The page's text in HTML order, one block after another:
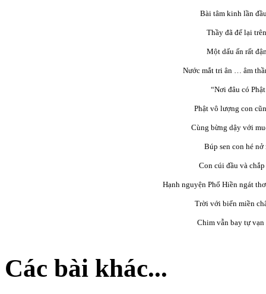
Bài tâm kinh lần
Thầy đã để lại
Một dấu ấn rất
Nước mắt tri ân … âm
“Nơi đâu có
Phật vô lượng con
Cùng bừng dậy với
Búp sen con hé
Con cúi đầu và
Hạnh nguyện Phổ Hiền ngát
Trời với biển miền
Chim vẫn bay tự
Các bài khác...